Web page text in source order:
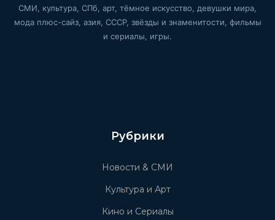
СМИ, культура, СПб, арт, тёмное искусство, девушки мира,
мода плюс-сайз, азия, СССР, звёзды и знаменитости, фильмы
и сериалы, игры.
Рубрики
Новости & СМИ
Культура и Арт
Кино и Сериалы